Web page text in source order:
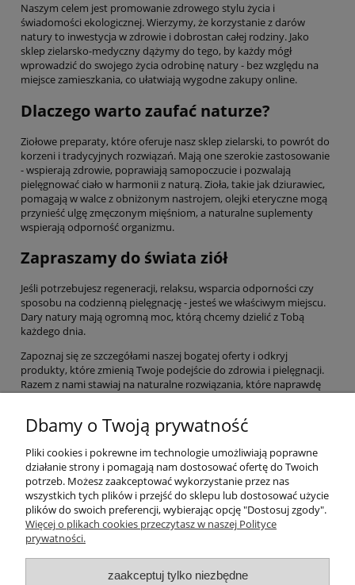
Naszym celem jest promowanie zdrowego stylu życia i
świadomości ekologicznej. Wierzymy, że korzystanie z darów
natury to inwestycja w zdrowie i dobrostan całej rodziny. Jako
sklep zielarsko-medyczny dążymy do tego, by każdy mógł
wprowadzić do swojego życia odrobinę natury - bez względu na
miejsce zamieszkania, co ułatwiają wygodne zakupy online.
Dlaczego warto zaufać naturze?
Ziołowe preparaty, które oferuje nasz sklep zielarski, to powrót do
korzeni i tradycyjnych rozwiązań. Mają one szerokie zastosowanie
- wspierają zdrowie, poprawiają samopoczucie i pozwalają
pielęgnować ciało w harmonii z naturą. Zioła, takie jak dziurawiec,
pomagają w walce z obniżonym nastrojem, olejki eteryczne mogą
przynieść ulgę zmęczonym mięśniom, a naturalne suplementy
wspierają odporność organizmu.
Zapraszamy do świata ziół
Jeśli potrzebujesz regeneracji, relaksu, wsparcia odporności czy
sposobu na codzienną pielęgnację - jesteś we właściwym miejscu.
Dary natury mają ogromną moc, którą chcemy dzielić z Tobą
każdego dnia.
Zapoznaj się ze szczegółami naszej bogatej oferty i odkryj
produkty, które zmienią Twoje podejście do zdrowia i pielęgnacji.
Razem z nami stawiaj na naturalne rozwiązania, które naprawdę
Pomoc
Moje konto
Informacje
Dbamy o Twoją prywatność
Pliki cookies i pokrewne im technologie umożliwiają poprawne
działanie strony i pomagają nam dostosować ofertę do Twoich
potrzeb. Możesz zaakceptować wykorzystanie przez nas
wszystkich tych plików i przejść do sklepu lub dostosować użycie
plików do swoich preferencji, wybierając opcję "Dostosuj zgody".
Więcej o plikach cookies przeczytasz w naszej Polityce
prywatności.
zaakceptuj tylko niezbędne